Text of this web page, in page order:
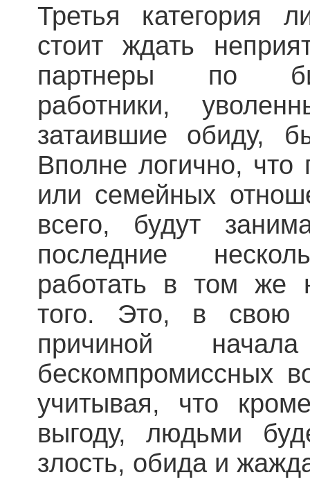
Третья категория
стоит ждать
партнеры по
работники,
затаившие обиду,
Вполне логично,
или семейных
всего, будут
последние
работать в том же
того. Это, в свою
причиной
бескомпромиссных
учитывая, что
выгоду, людьми
злость, обида и